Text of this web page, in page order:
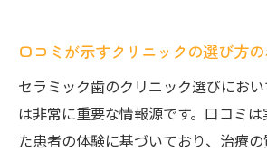
口コミが示すクリニックの選び方
セラミック歯のクリニック選びにお
は非常に重要な情報源です。口コミ
た患者の体験に基づいており、治療の